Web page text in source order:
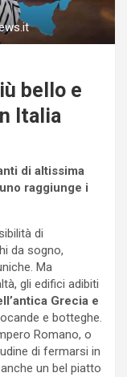
bello e
Italia
di altissima
raggiunge i
di
da sogno,
Ma
gli edifici adibiti
Grecia e
e botteghe.
Romano, o
di fermarsi in
un bel piatto